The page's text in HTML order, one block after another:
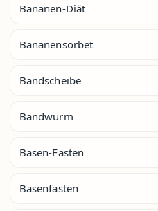
Bananen-Diät
Bananensorbet
Bandscheibe
Bandwurm
Basen-Fasten
Basenfasten